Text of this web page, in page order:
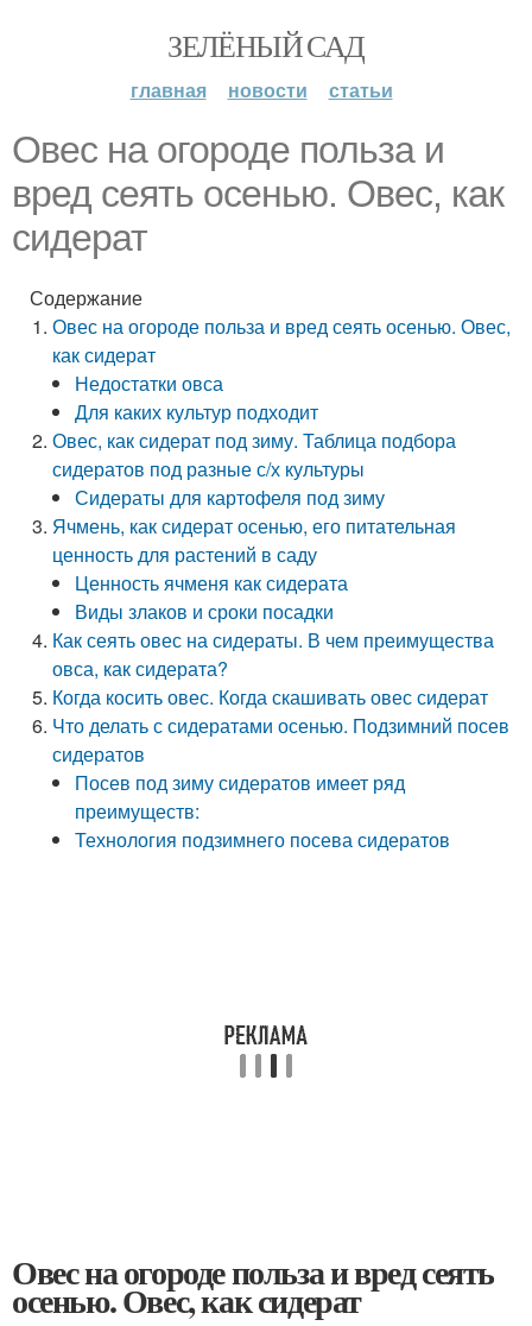
ЗЕЛЁНЫЙ САД
главная новости статьи
Овес на огороде польза и
вред сеять осенью. Овес, как
сидерат
Содержание
Овес на огороде польза и вред сеять осенью. Овес,
как сидерат
Недостатки овса
Для каких культур подходит
Овес, как сидерат под зиму. Таблица подбора
сидератов под разные с/х культуры
Сидераты для картофеля под зиму
Ячмень, как сидерат осенью, его питательная
ценность для растений в саду
Ценность ячменя как сидерата
Виды злаков и сроки посадки
Как сеять овес на сидераты. В чем преимущества
овса, как сидерата?
Когда косить овес. Когда скашивать овес сидерат
Что делать с сидератами осенью. Подзимний посев
сидератов
Посев под зиму сидератов имеет ряд
преимуществ:
Технология подзимнего посева сидератов
Овес на огороде польза и вред сеять
осенью. Овес, как сидерат